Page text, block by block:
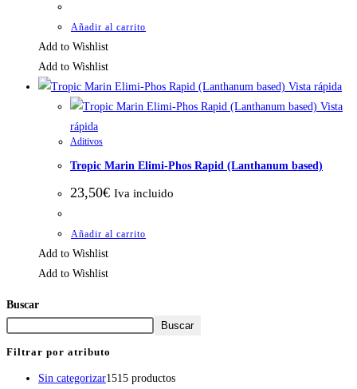
Añadir al carrito
Add to Wishlist
Add to Wishlist
Vista rápida
Vista
rápida
Aditivos
Tropic Marin Elimi-Phos Rapid (Lanthanum based)
23,50€ Iva incluido
Añadir al carrito
Add to Wishlist
Add to Wishlist
Buscar
Buscar
Filtrar por atributo
Sin categorizar1515 productos